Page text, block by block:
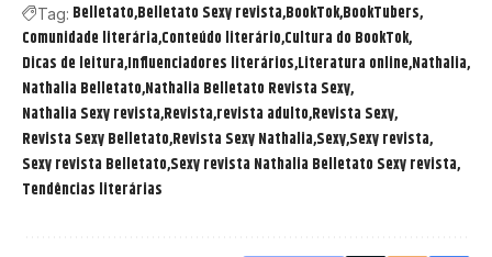
Tag: Belletato Belletato Sexy revista BookTokBookTubers
Comunidade literária Conteúdo literário Cultura do BookTok
Dicas de leitura Influenciadores literários Literatura online Nathalia
Nathalia Belletato Nathalia Belletato Revista Sexy
Nathalia Sexy revista Revista revista adulto Revista Sexy
Revista Sexy Belletato Revista Sexy Nathalia SexySexy revista
Sexy revista Belletato Sexy revista Nathalia Belletato Sexy revista
Tendências literárias